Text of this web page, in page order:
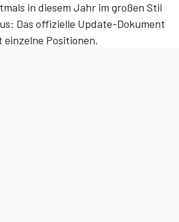
in diesem Jahr im großen Stil
Das offizielle Update-Dokument
Positionen.